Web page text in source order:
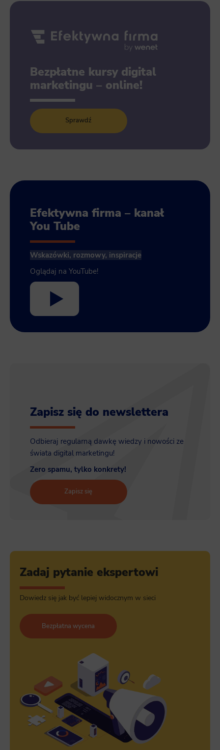
Bezpłatne kursy digital
marketingu – online!
Sprawdź
Efektywna firma – kanał
You Tube
Wskazówki, rozmowy, inspiracje
Oglądaj na YouTube!
Zapisz się do newslettera
Odbieraj regularną dawkę wiedzy i nowości ze
świata digital marketingu!
Zero spamu, tylko konkrety!
Zapisz się
Zadaj pytanie ekspertowi
Dowiedz się jak być lepiej widocznym w sieci
Bezpłatna wycena